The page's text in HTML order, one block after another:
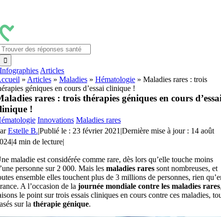
contenu
Infographies Articles
» Articles» Maladies» Hématologie» Maladies rares : trois
géniques en cours d’essai clinique !
rares : trois thérapies géniques en cours
!
Innovations Maladies rares
Estelle B.|Publié le : 23 février 2021 |Dernière mise à jour : 14 août
|4 min de lecture|
maladie est considérée comme rare, dès lors qu’elle touche moins
personne sur 2 000. Mais les maladies raressont nombreuses, et
ensemble elles touchent plus de 3 millions de personnes, rien
A l’occasion de la journée mondiale contre les maladies rares
le point sur trois essais cliniques en cours contre ces maladies,
sur la thérapie génique.